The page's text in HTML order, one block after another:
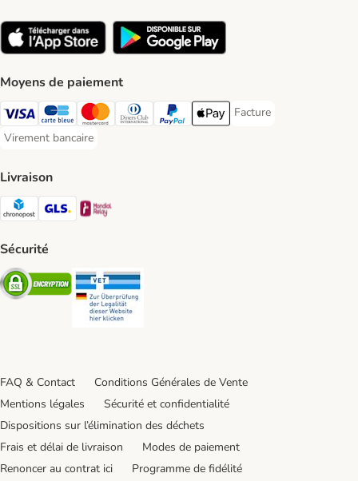
Moyens de paiement
Visa Payment Method
carte bleue Payment Method
Master Card Payment Method
Diners Club Payment Method
Paypal Payment Method
Apple Pay Payment Method
Facture
Facture Payment Method
Virement bancaire
Virement bancaire Payment Method
Livraison
Chronopost Shipping Method
GLS Shipping Method
Sécurité
Security
FAQ & Contact
Conditions Générales de Vente
Mentions légales
Sécurité et confidentialité
Dispositions sur l’élimination des déchets
Frais et délai de livraison
Modes de paiement
Renoncer au contrat ici
Programme de fidélité